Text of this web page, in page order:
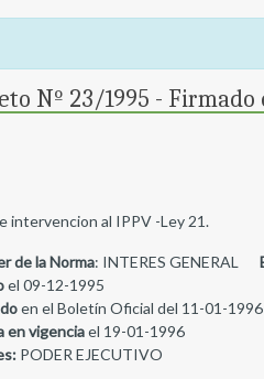
Nº 23/1995 - Firmado
intervencion al IPPV -Ley 21.
de la Norma: INTERES GENERAL
el 09-12-1995
en el Boletín Oficial del 11-01-1996
en vigenciael 19-01-1996
PODER EJECUTIVO